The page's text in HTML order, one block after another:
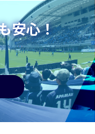
安心！